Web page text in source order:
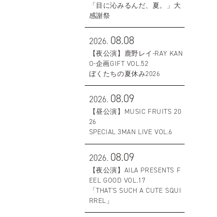
「目に沁みるんだ、夏。」大
感謝祭
2026. 08.08
【夜公演】鹿野レイ-RAY KAN
O-企画GIFT VOL.52
ぼくたちの夏休み2026
2026. 08.09
【昼公演】MUSIC FRUITS 20
26
SPECIAL 3MAN LIVE VOL.6
2026. 08.09
【夜公演】AILA PRESENTS F
EEL GOOD VOL.17
「THAT'S SUCH A CUTE SQUI
RREL」